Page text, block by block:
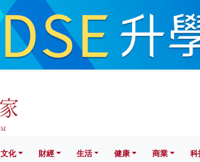
財經 生活 健康 科
文化 財經 生活 健康 商業 科